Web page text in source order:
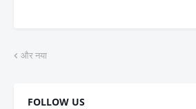
और नया
FOLLOW US